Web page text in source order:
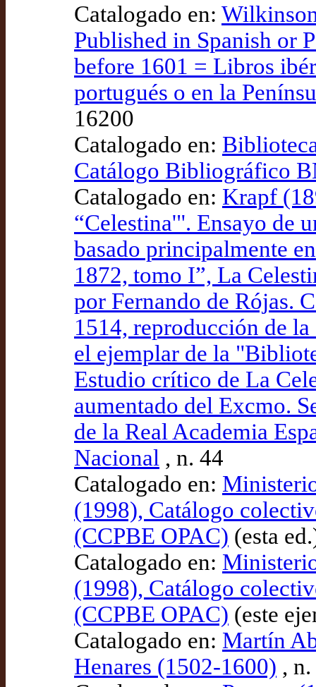
Catalogado en:
Published in Spanish or
before 1601 = Libros
portugués o en la
16200
Catalogado en:
Catálogo Bibliográfico
Catalogado en: Krapf
“Celestina'". Ensayo de
basado principalmente
1872, tomo I”, La
por Fernando de Rójas.
1514, reproducción de
el ejemplar de la
Estudio crítico de La
aumentado del Excmo.
de la Real Academia
Nacional , n. 44
Catalogado en:
(1998), Catálogo
(CCPBE OPAC) (esta
Catalogado en:
(1998), Catálogo
(CCPBE OPAC) (este
Catalogado en: Martín
Henares (1502-1600) ,